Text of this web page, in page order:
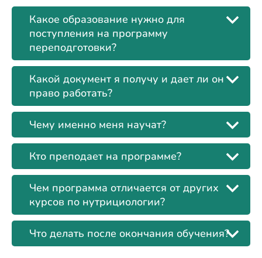
Какое образование нужно для
поступления на программу
переподготовки?
Какой документ я получу и дает ли он
право работать?
Чему именно меня научат?
Кто преподает на программе?
Чем программа отличается от других
курсов по нутрициологии?
Что делать после окончания обучения?